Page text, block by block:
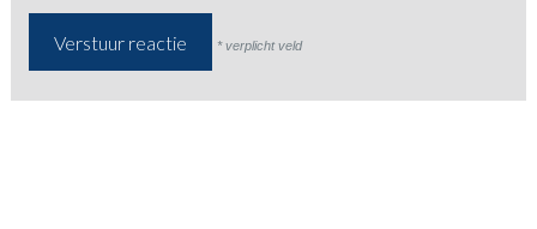
* verplicht veld